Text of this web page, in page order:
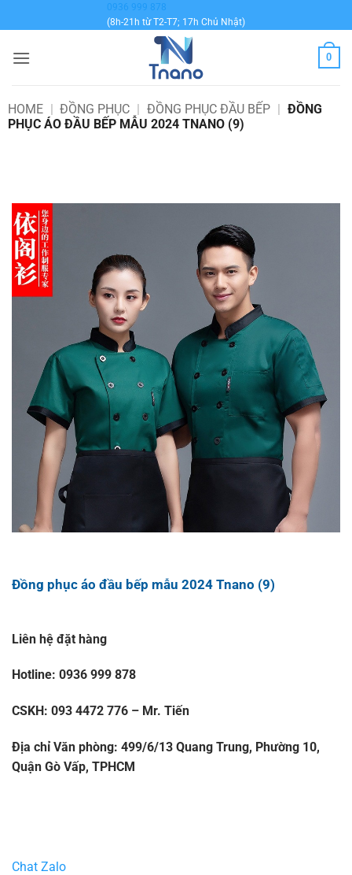
qua
dung
0936 999 878
(8h-21h từ T2-T7; 17h Chủ Nhật)
0
HOME | ĐỒNG PHỤC | ĐỒNG PHỤC ĐẦU BẾP | ĐỒNG
PHỤC ÁO ĐẦU BẾP MẪU 2024 TNANO (9)
Đồng phục áo đầu bếp mẫu 2024 Tnano (9)
Liên hệ đặt hàng
Hotline: 0936 999 878
CSKH: 093 4472 776 – Mr. Tiến
Địa chỉ Văn phòng: 499/6/13 Quang Trung, Phường 10,
Quận Gò Vấp, TPHCM
Chat Zalo